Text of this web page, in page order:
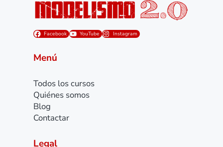
Facebook YouTube Instagram
Menú
Todos los cursos
Quiénes somos
Blog
Contactar
Legal